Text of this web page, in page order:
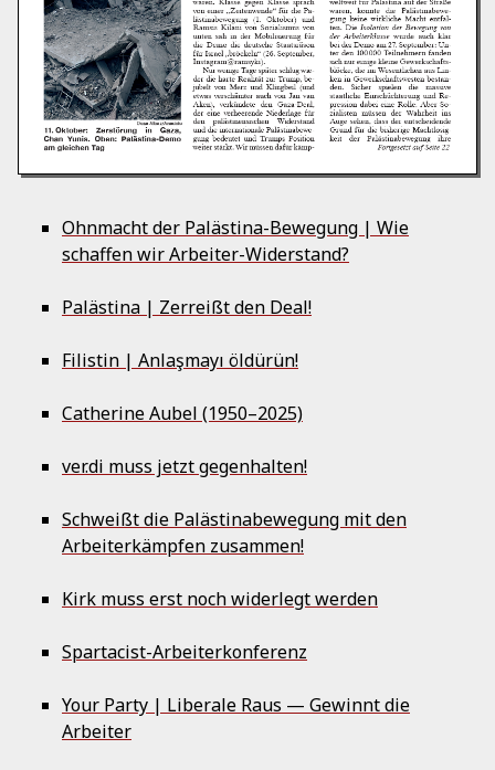
Ohnmacht der Palästina-Bewegung | Wie
schaffen wir Arbeiter-Widerstand?
Palästina | Zerreißt den Deal!
Filistin | Anlaşmayı öldürün!
Catherine Aubel (1950–2025)
ver.di muss jetzt gegenhalten!
Schweißt die Palästinabewegung mit den
Arbeiterkämpfen zusammen!
Kirk muss erst noch widerlegt werden
Spartacist-Arbeiterkonferenz
Your Party | Liberale Raus — Gewinnt die
Arbeiter